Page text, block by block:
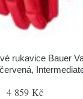
rukavice Bauer
4 859 Kč